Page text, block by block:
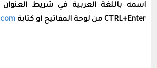
اسمه باللغة العربية في شريط
CTRL+Enter من لوحة المفاتيح او كتابة
com.قص.www